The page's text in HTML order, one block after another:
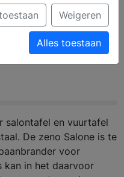
salontafel en vuurtafel
De zeno Salone is te
voor
kan in het daarvoor
Weigeren
Alles toestaan